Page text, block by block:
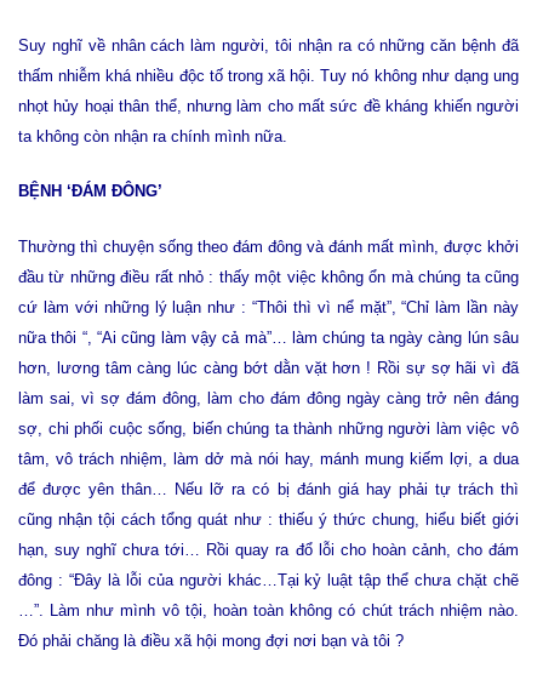
Suy nghĩ về nhân cách làm người, tôi nhận ra có những căn bệnh đã
thấm nhiễm khá nhiều độc tố trong xã hội. Tuy nó không như dạng ung
nhọt hủy hoại thân thể, nhưng làm cho mất sức đề kháng khiến người
ta không còn nhận ra chính mình nữa.
BỆNH ‘ĐÁM ĐÔNG’
Thường thì chuyện sống theo đám đông và đánh mất mình, được khởi
đầu từ những điều rất nhỏ : thấy một việc không ổn mà chúng ta cũng
cứ làm với những lý luận như : “Thôi thì vì nể mặt”, “Chỉ làm lần này
nữa thôi “, “Ai cũng làm vậy cả mà”… làm chúng ta ngày càng lún sâu
hơn, lương tâm càng lúc càng bớt dằn vặt hơn ! Rồi sự sợ hãi vì đã
làm sai, vì sợ đám đông, làm cho đám đông ngày càng trở nên đáng
sợ, chi phối cuộc sống, biến chúng ta thành những người làm việc vô
tâm, vô trách nhiệm, làm dở mà nói hay, mánh mung kiếm lợi, a dua
để được yên thân… Nếu lỡ ra có bị đánh giá hay phải tự trách thì
cũng nhận tội cách tổng quát như : thiếu ý thức chung, hiểu biết giới
hạn, suy nghĩ chưa tới… Rồi quay ra đổ lỗi cho hoàn cảnh, cho đám
đông : “Đây là lỗi của người khác…Tại kỷ luật tập thể chưa chặt chẽ
…”. Làm như mình vô tội, hoàn toàn không có chút trách nhiệm nào.
Đó phải chăng là điều xã hội mong đợi nơi bạn và tôi ?